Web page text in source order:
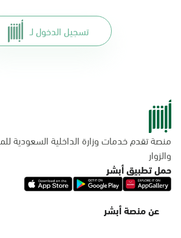
تسجيل الدخول لـ
منصة تقدم خدمات وزارة الداخلية السعودية
والزوار
حمل تطبيق أبشر
عن منصة أبشر